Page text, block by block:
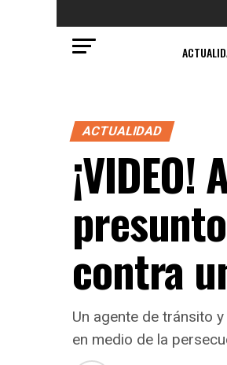
ACTUALIDAD
contra
Un agente de tránsito
en medio de la